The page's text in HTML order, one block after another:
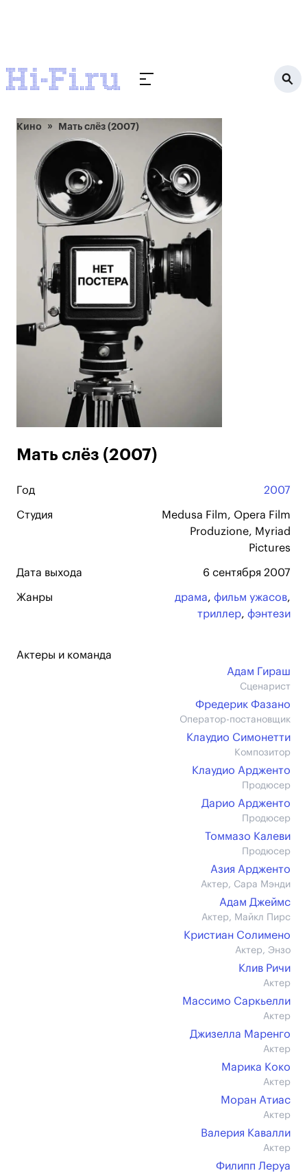
Кино Мать слёз (2007)
Мать слёз (2007)
Год 2007
Студия
Medusa Film, Opera Film
Produzione, Myriad
Pictures
Дата выхода 6 сентября 2007
Жанры драма, фильм ужасов,
триллер, фэнтези
Актеры и команда
Адам Гираш
Сценарист
Фредерик Фазано
Оператор-постановщик
Клаудио Симонетти
Композитор
Клаудио Ардженто
Продюсер
Дарио Ардженто
Продюсер
Томмазо Калеви
Продюсер
Азия Ардженто
Актер, Сара Мэнди
Адам Джеймс
Актер, Майкл Пирс
Кристиан Солимено
Актер, Энзо
Клив Ричи
Актер
Массимо Саркьелли
Актер
Джизелла Маренго
Актер
Марика Коко
Актер
Моран Атиас
Актер
Валерия Кавалли
Актер
Филипп Леруа